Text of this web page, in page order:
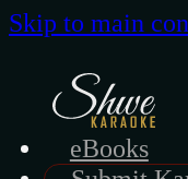
Skip to main
eBooks